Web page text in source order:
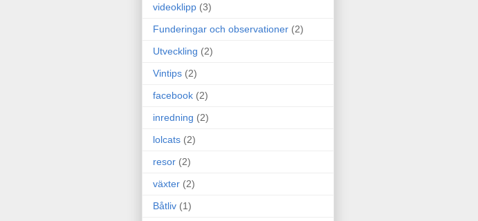
videoklipp (3)
Funderingar och observationer (2)
Utveckling (2)
Vintips (2)
facebook (2)
inredning (2)
lolcats (2)
resor (2)
växter (2)
Båtliv (1)